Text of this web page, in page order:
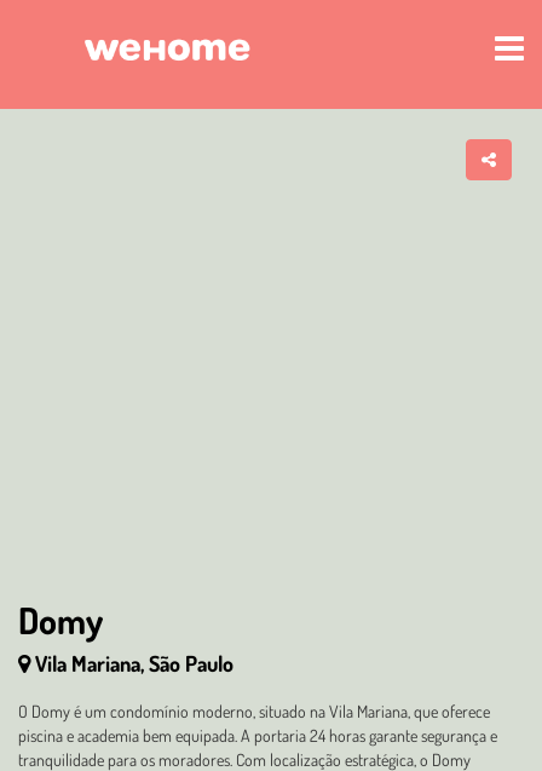
Domy
Vila Mariana, São Paulo
O Domy é um condomínio moderno, situado na Vila Mariana, que oferece
piscina e academia bem equipada. A portaria 24 horas garante segurança e
tranquilidade para os moradores. Com localização estratégica, o Domy